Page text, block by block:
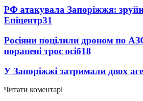
РФ атакувала Запоріжжя:
Епіцентр31
Росіяни поцілили дроном по
поранені троє осіб18
У Запоріжжі затримали двох
Читати коментарі